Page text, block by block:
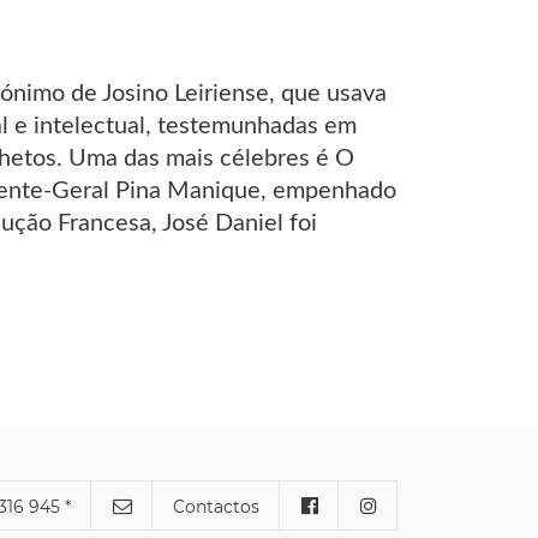
de Josino Leiriense, que usava
e intelectual, testemunhadas em
Uma das mais célebres é O
Geral Pina Manique, empenhado
Francesa, José Daniel foi
945 * Contactos